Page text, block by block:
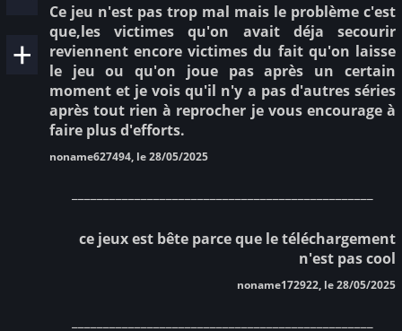
Ce jeu n'est pas trop mal mais le problème c'est
que,les victimes qu'on avait déja secourir
reviennent encore victimes du fait qu'on laisse
le jeu ou qu'on joue pas après un certain
moment et je vois qu'il n'y a pas d'autres séries
après tout rien à reprocher je vous encourage à
faire plus d'efforts.
noname627494, le 28/05/2025
ce jeux est bête parce que le téléchargement
n'est pas cool
noname172922, le 28/05/2025